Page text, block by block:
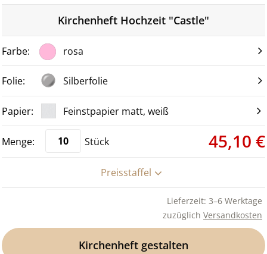
Kirchenheft Hochzeit "Castle"
rosa
Silberfolie
Feinstpapier matt, weiß
Stück 45,10 €
Preisstaffel
Lieferzeit: 3–6 Werktage
zuzüglich Versandkosten
Kirchenheft gestalten